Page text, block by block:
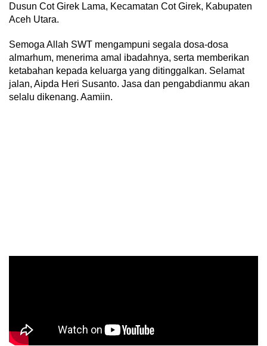
Dusun Cot Girek Lama, Kecamatan Cot Girek, Kabupaten
Aceh Utara.
Semoga Allah SWT mengampuni segala dosa-dosa
almarhum, menerima amal ibadahnya, serta memberikan
ketabahan kepada keluarga yang ditinggalkan. Selamat
jalan, Aipda Heri Susanto. Jasa dan pengabdianmu akan
selalu dikenang. Aamiin.